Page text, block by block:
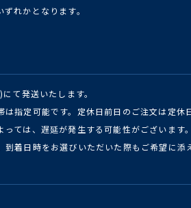
れかとなります。
て発送いたします。
は指定可能です。定休日前日のご注文は定休
ては、遅延が発生する可能性がございます。
着日時をお選びいただいた際もご希望に添